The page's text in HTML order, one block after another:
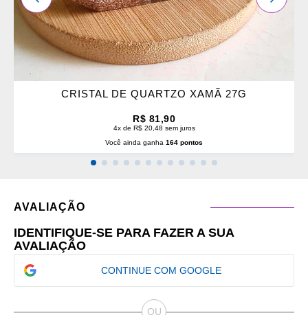
CRISTAL DE QUARTZO XAMÃ 27G
R$ 81,90
4x de R$ 20,48 sem juros
Você ainda ganha 164 pontos
AVALIAÇÃO
IDENTIFIQUE-SE PARA FAZER A SUA
AVALIAÇÃO
CONTINUE COM GOOGLE